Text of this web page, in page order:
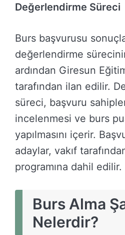
Değerlendirme Süreci
Burs başvurusu
değerlendirme
ardından Giresun
tarafından ilan edilir.
süreci, başvuru
incelenmesi ve burs
yapılmasını içerir.
adaylar, vakıf
programına dahil edilir.
Burs Alma
Nelerdir?